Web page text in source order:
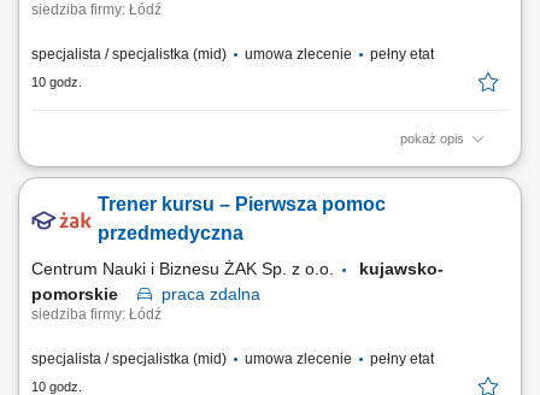
siedziba firmy: Łódź
specjalista / specjalistka (mid) umowa zlecenie pełny etat
10 godz.
pokaż opis
Nazwa kursu: Pierwsza pomoc pediatryczna Czas trwania: 6 godzin
Trener kursu – Pierwsza pomoc
przedmedyczna
Centrum Nauki i Biznesu ŻAK Sp. z o.o.
kujawsko-
pomorskie
praca zdalna
siedziba firmy: Łódź
specjalista / specjalistka (mid) umowa zlecenie pełny etat
10 godz.